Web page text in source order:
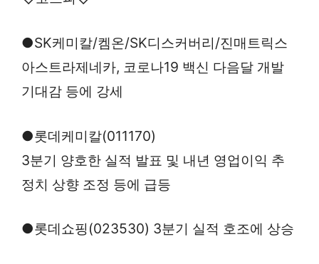
●SK케미칼/켐온/SK디스커버리/진매트릭스
아스트라제네카, 코로나19 백신 다음달 개발
기대감 등에 강세
●롯데케미칼(011170)
3분기 양호한 실적 발표 및 내년 영업이익 추
정치 상향 조정 등에 급등
●롯데쇼핑(023530) 3분기 실적 호조에 상승